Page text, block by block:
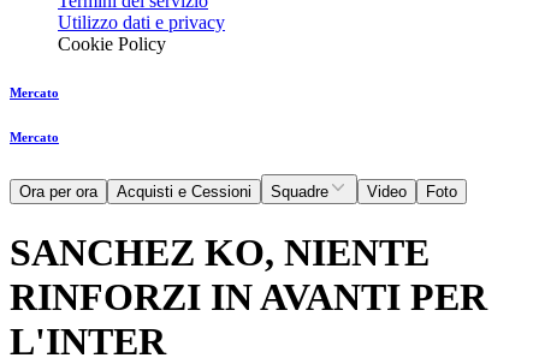
Utilizzo dati e privacy
Cookie Policy
Mercato
Mercato
Ora per ora Acquisti e Cessioni Squadre Video Foto
SANCHEZ KO, NIENTE
RINFORZI IN AVANTI PER
L'INTER